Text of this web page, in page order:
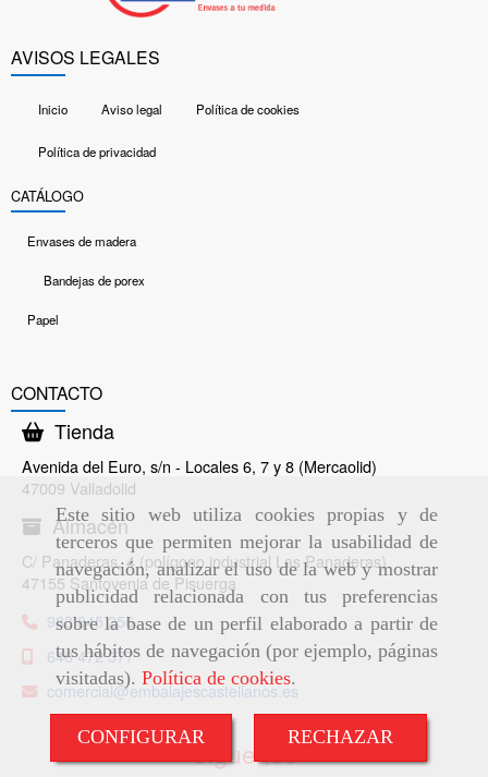
Este sitio web utiliza cookies propias y de
terceros que permiten mejorar la usabilidad de
navegación, analizar el uso de la web y mostrar
publicidad relacionada con tus preferencias
sobre la base de un perfil elaborado a partir de
tus hábitos de navegación (por ejemplo, páginas
visitadas). Política de cookies.
CONFIGURAR RECHAZAR
AVISOS LEGALES
Inicio Aviso legal Política de cookies
Política de privacidad
CATÁLOGO
Envases de madera
Bandejas de porex
Papel
CONTACTO
Tienda
Avenida del Euro, s/n - Locales 6, 7 y 8 (Mercaolid)
47009 Valladolid
Almacén
C/ Panaderas, 4 (polígono industrial Las Panaderas)
47155 Santovenia de Pisuerga
983 845 256
646 472 377
comercial
embalajescastellanos.es
Síguenos